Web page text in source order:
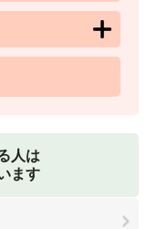
人は
ます